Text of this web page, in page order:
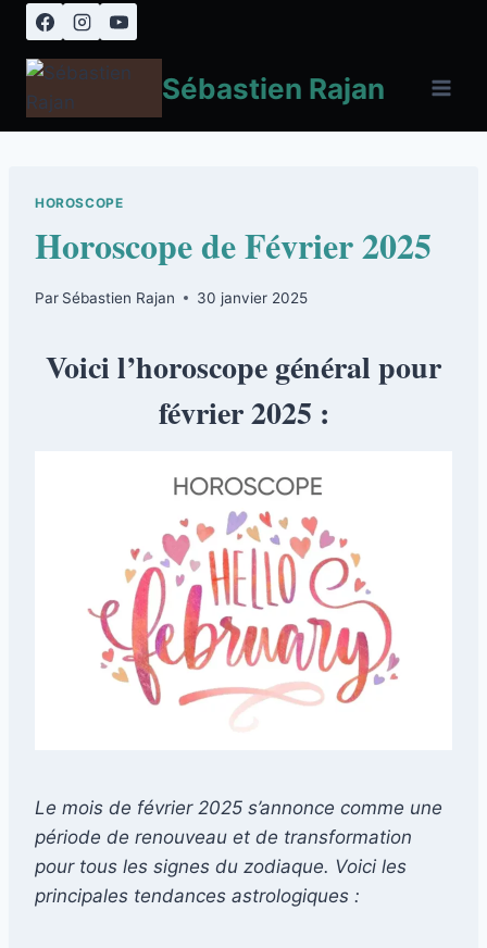
Aller
contenu
Sébastien Rajan
HOROSCOPE
Horoscope de Février 2025
Par Sébastien Rajan 30 janvier 2025
Voici l’horoscope général pour
février 2025 :
Le mois de février 2025 s’annonce comme une
période de renouveau et de transformation
pour tous les signes du zodiaque. Voici les
principales tendances astrologiques :